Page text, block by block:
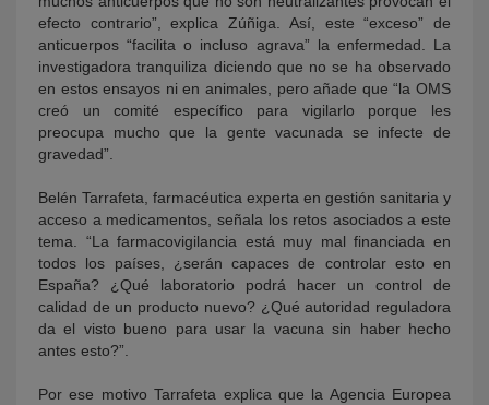
efecto contrario”, explica Zúñiga. Así, este “exceso” de
anticuerpos “facilita o incluso agrava” la enfermedad. La
investigadora tranquiliza diciendo que no se ha observado
en estos ensayos ni en animales, pero añade que “la OMS
creó un comité específico para vigilarlo porque les
preocupa mucho que la gente vacunada se infecte de
gravedad”.
Belén Tarrafeta, farmacéutica experta en gestión sanitaria y
acceso a medicamentos, señala los retos asociados a este
tema. “La farmacovigilancia está muy mal financiada en
todos los países, ¿serán capaces de controlar esto en
España? ¿Qué laboratorio podrá hacer un control de
calidad de un producto nuevo? ¿Qué autoridad reguladora
da el visto bueno para usar la vacuna sin haber hecho
antes esto?”.
Por ese motivo Tarrafeta explica que la Agencia Europea